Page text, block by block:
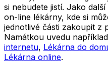
si nebudete jistí. Jako
on-line lékárny, kde si
jednotlivé části zakoupit z
Namátkou uvedu
internetu, Lékárna do
Lékárna online.